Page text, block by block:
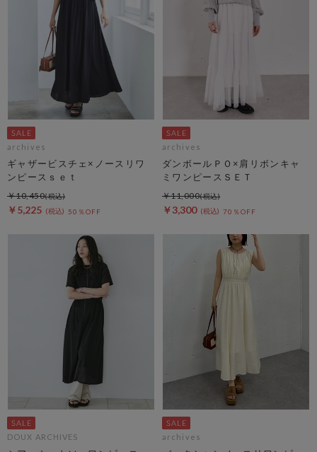
archives
ギャザービスチェ×ノースリワ
ンピースｓｅｔ
￥5,225 50％OFF
￥10,450
archives
ダンボールＰＯ×肩リボンキャ
ミワンピースＳＥＴ
￥3,300 70％OFF
￥11,000
DOUX ARCHIVES archives